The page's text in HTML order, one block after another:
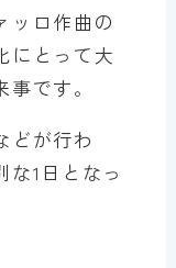
ッロ作曲の
にとって大
です。
どが行わ
1日となっ